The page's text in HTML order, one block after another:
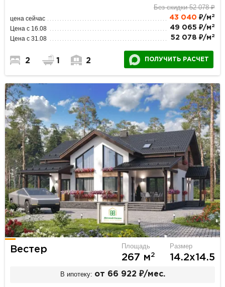
Без скидки 52 078 ₽
цена сейчас 43 040 ₽/м 2
Цена с 16.08 49 065 ₽/м 2
Цена с 31.08 52 078 ₽/м 2
2 1 2 ПОЛУЧИТЬ РАСЧЕТ
Вестер Площадь
267 м2
Размер
14.2х14.5
В ипотеку: от 66 922 ₽/мес.